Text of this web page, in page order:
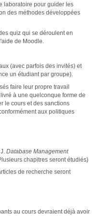
laboratoire pour guider les
des méthodes développées
quiz qui se déroulent en
de Moodle.
(avec parfois des invités) et
un étudiant par groupe).
faire leur propre travail
à une quelconque forme de
le cours et des sanctions
aux politiques
Database Management
chapitres seront étudiés)
de recherche seront
au cours devraient déjà avoir